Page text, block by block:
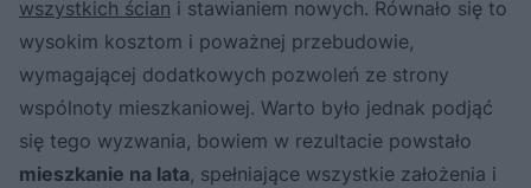
wszystkich ścian i stawianiem nowych. Równało się to
wysokim kosztom i poważnej przebudowie,
wymagającej dodatkowych pozwoleń ze strony
wspólnoty mieszkaniowej. Warto było jednak podjąć
się tego wyzwania, bowiem w rezultacie powstało
mieszkanie na lata, spełniające wszystkie założenia i